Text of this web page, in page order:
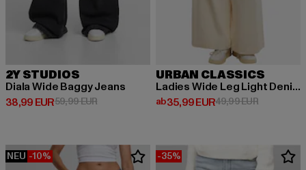
2Y STUDIOS
Diala Wide Baggy Jeans
38,99 EUR
Derzeitiger Preis: 38,99 EUR
59,99 EURAktionspreis: 59,99 EUR
URBAN CLASSICS
Ladies Wide Leg Light Denim Pants
ab35,99 EUR
Derzeitiger Preis: ab 35,99 EUR
49,99 EUR
NEU -10% -35%